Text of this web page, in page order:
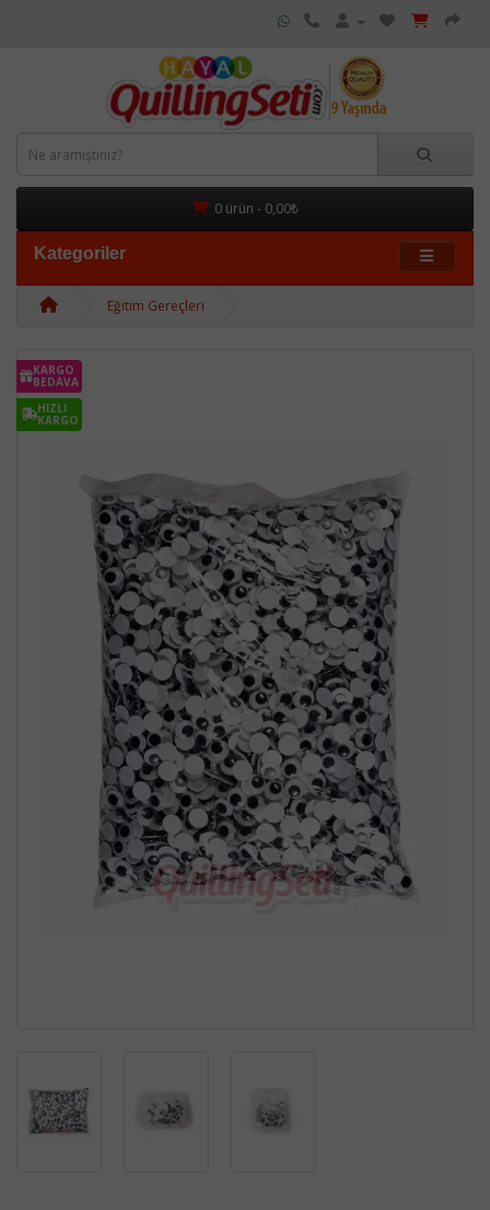
0 ürün - 0,00₺
Kategoriler
Eğitim Gereçleri
KARGO
BEDAVA
HIZLI
KARGO